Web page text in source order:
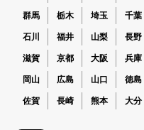
群馬 栃木 埼玉 千葉
石川 福井 山梨 長野
滋賀 京都 大阪 兵庫
岡山 広島 山口 徳島
佐賀 長崎 熊本 大分